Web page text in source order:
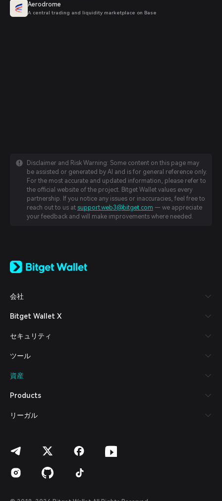
Aerodrome
A central trading and liquidity marketplace on Base
Disclaimer and Risk Warning: Some content on this page may
be assisted or generated by AI and is for general reference only.
For the most accurate and updated information, please refer to
the official website of the project. Bitget Wallet values every
partnership. If you notice any issues or inaccuracies, feel free to
reach out to us at support.web3@bitget.com — we appreciate
your feedback and will make improvements where needed.
日本語
Español (Latinoamérica)
Italiano
Deutsch
繁體中文
Bahasa Indonesia
Español (Argentina)
会社
Bitget Wallet X
セキュリティ
ツール
資産
Products
リーガル